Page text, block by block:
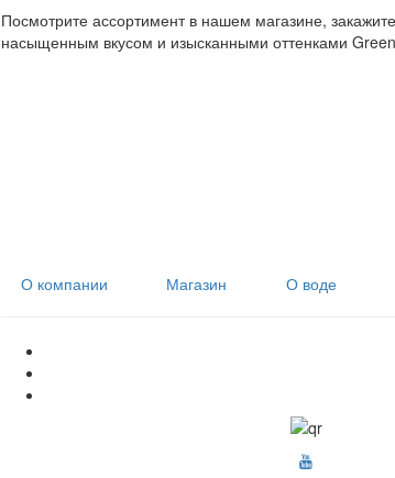
Посмотрите ассортимент в нашем магазине,
насыщенным вкусом и изысканными оттенками
О компании Магазин О воде